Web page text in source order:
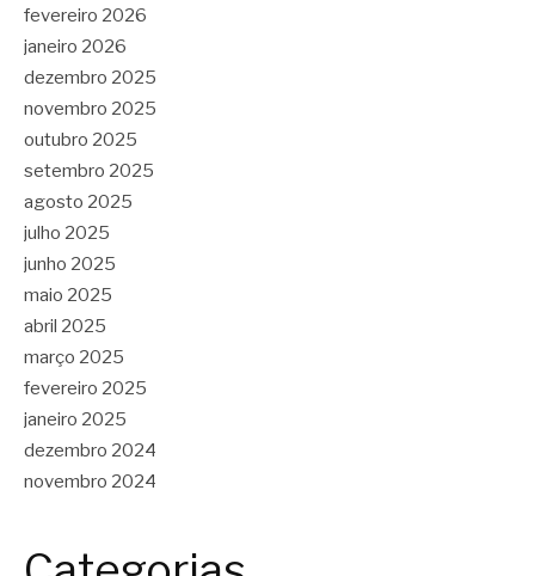
fevereiro 2026
janeiro 2026
dezembro 2025
novembro 2025
outubro 2025
setembro 2025
agosto 2025
julho 2025
junho 2025
maio 2025
abril 2025
março 2025
fevereiro 2025
janeiro 2025
dezembro 2024
novembro 2024